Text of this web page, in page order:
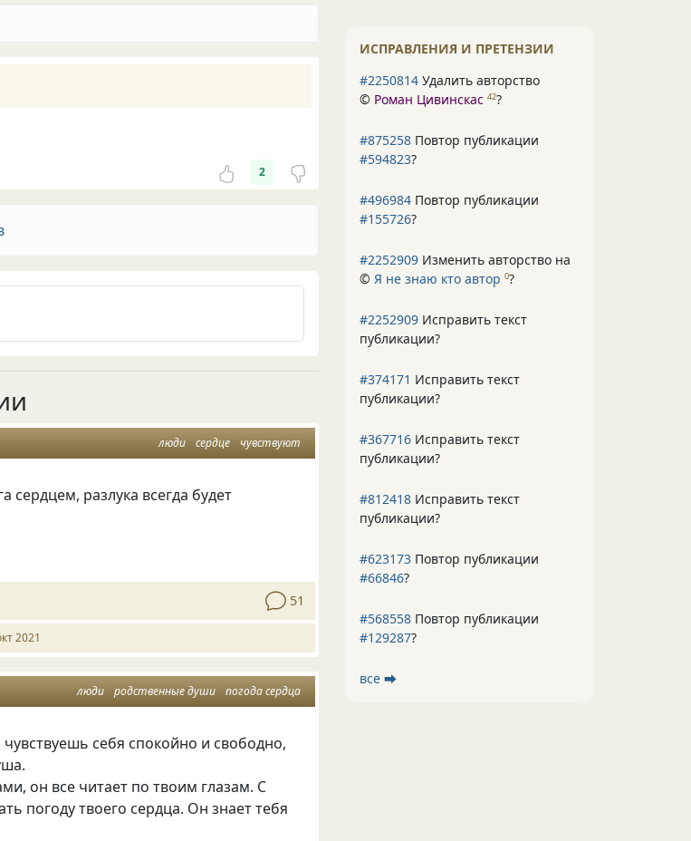
2
люди сердце чувствуют
сердцем, разлука всегда будет
51
2021
люди родственные души погода сердца
себя спокойно и свободно,
он все читает по твоим глазам. С
погоду твоего сердца. Он знает тебя
ИСПРАВЛЕНИЯ И ПРЕТЕНЗИИ
#2250814 Удалить авторство
© Роман Цивинскас 42?
#875258 Повтор публикации
#594823?
#496984 Повтор публикации
#155726?
#2252909 Изменить авторство на
© Я не знаю кто автор 0?
#2252909 Исправить текст
публикации?
#374171 Исправить текст
публикации?
#367716 Исправить текст
публикации?
#812418 Исправить текст
публикации?
#623173 Повтор публикации
#66846?
#568558 Повтор публикации
#129287?
все ⮕